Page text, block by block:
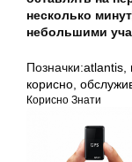
несколько
небольшими
Позначки:atlantis
корисно
Корисно Знати